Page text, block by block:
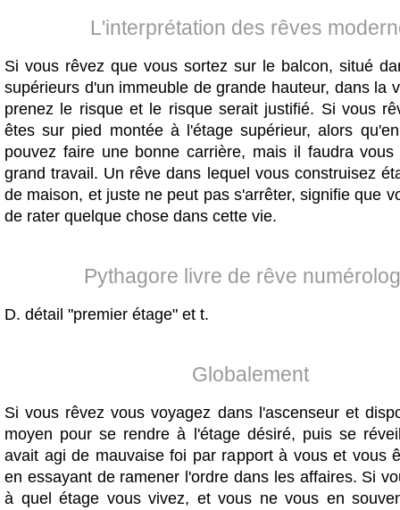
L'interprétation des rêves
Si vous rêvez que vous sortez sur le balcon, situé
supérieurs d'un immeuble de grande hauteur, dans la
prenez le risque et le risque serait justifié. Si vous
êtes sur pied montée à l'étage supérieur, alors
pouvez faire une bonne carrière, mais il faudra vous
grand travail. Un rêve dans lequel vous construisez
de maison, et juste ne peut pas s'arrêter, signifie que
de rater quelque chose dans cette vie.
Pythagore livre de rêve
D. détail "premier étage" et t.
Globalement
Si vous rêvez vous voyagez dans l'ascenseur et
moyen pour se rendre à l'étage désiré, puis se
avait agi de mauvaise foi par rapport à vous et vous
en essayant de ramener l'ordre dans les affaires. Si
à quel étage vous vivez, et vous ne vous en